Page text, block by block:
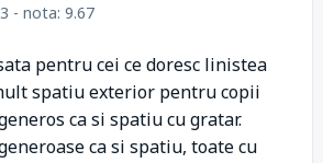
- nota: 9.67
pentru cei ce doresc linistea
spatiu exterior pentru copii
ca si spatiu cu gratar.
ca si spatiu, toate cu